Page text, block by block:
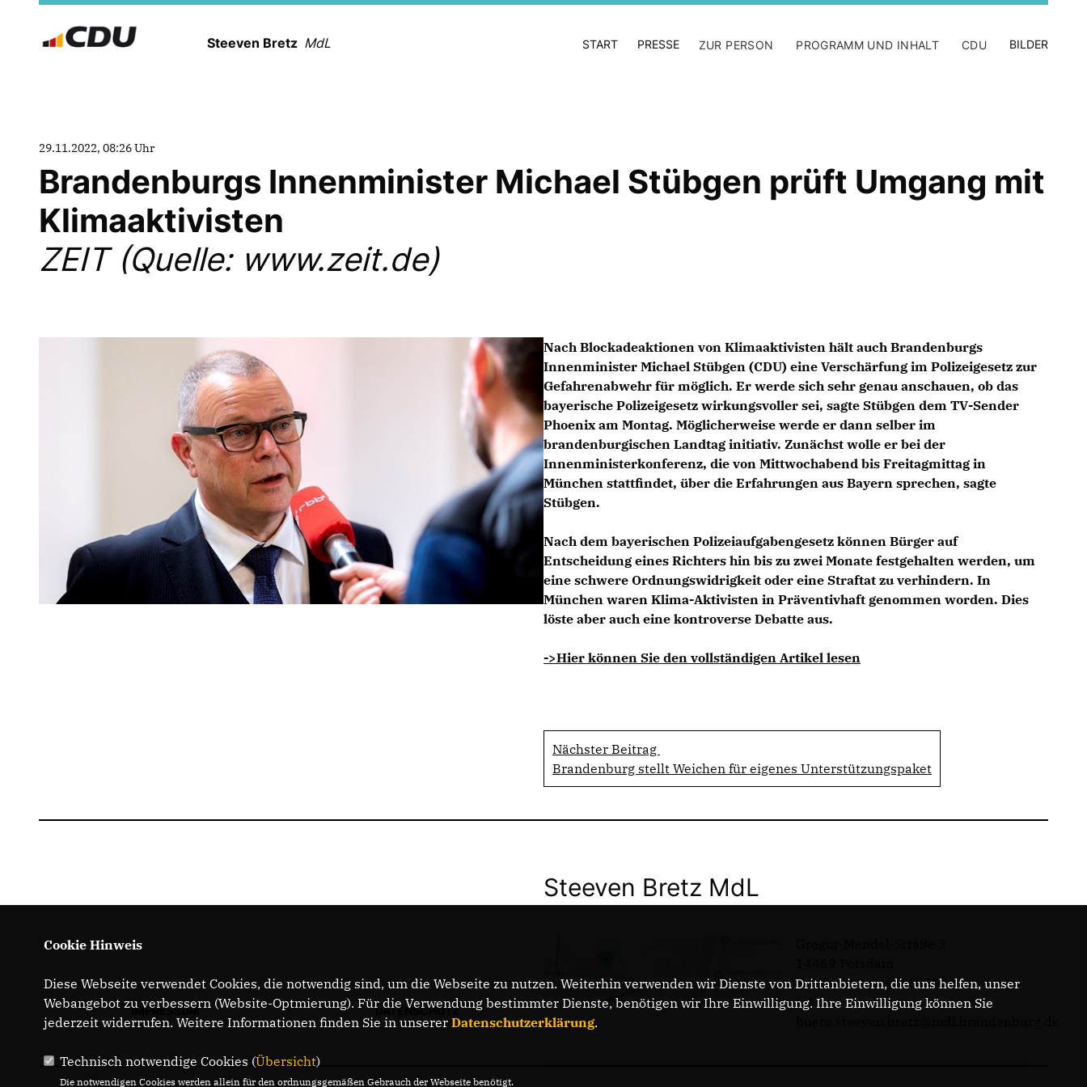
Steeven Bretz MdL START PRESSE ZUR PERSON PROGRAMM UND INHALT CDU BILDER
29.11.2022, 08:26 Uhr
Brandenburgs Innenminister Michael Stübgen prüft Umgang mit
Klimaaktivisten
ZEIT (Quelle: www.zeit.de)
Nach Blockadeaktionen von Klimaaktivisten hält auch Brandenburgs
Innenminister Michael Stübgen (CDU) eine Verschärfung im Polizeigesetz zur
Gefahrenabwehr für möglich. Er werde sich sehr genau anschauen, ob das
bayerische Polizeigesetz wirkungsvoller sei, sagte Stübgen dem TV-Sender
Phoenix am Montag. Möglicherweise werde er dann selber im
brandenburgischen Landtag initiativ. Zunächst wolle er bei der
Innenministerkonferenz, die von Mittwochabend bis Freitagmittag in
München stattfindet, über die Erfahrungen aus Bayern sprechen, sagte
Stübgen.
Nach dem bayerischen Polizeiaufgabengesetz können Bürger auf
Entscheidung eines Richters hin bis zu zwei Monate festgehalten werden, um
eine schwere Ordnungswidrigkeit oder eine Straftat zu verhindern. In
München waren Klima-Aktivisten in Präventivhaft genommen worden. Dies
löste aber auch eine kontroverse Debatte aus.
->Hier können Sie den vollständigen Artikel lesen
Nächster Beitrag
Brandenburg stellt Weichen für eigenes Unterstützungspaket
IMPRESSUM DATENSCHUTZ
Steeven Bretz MdL
Telefon: 0331 - 20085713
E-Mail:
Cookie Hinweis
Diese Webseite verwendet Cookies, die notwendig sind, um die Webseite zu nutzen. Weiterhin verwenden wir Dienste von Drittanbietern, die uns helfen, unser
Webangebot zu verbessern (Website-Optmierung). Für die Verwendung bestimmter Dienste, benötigen wir Ihre Einwilligung. Ihre Einwilligung können Sie
jederzeit widerrufen. Weitere Informationen finden Sie in unserer Datenschutzerklärung.
Technisch notwendige Cookies (Übersicht)
Die notwendigen Cookies werden allein für den ordnungsgemäßen Gebrauch der Webseite benötigt.